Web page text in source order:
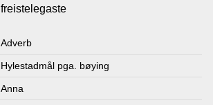
freistelegaste
Adverb
Hylestadmål pga. bøying
Anna